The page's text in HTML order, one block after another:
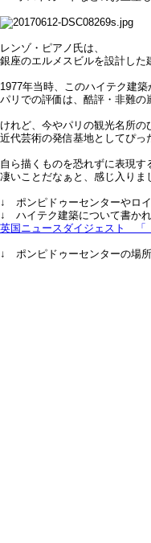
レンゾ・ピアノ氏は、
銀座のエルメスビルを設計した
1977年当時、このハイテク建築
パリでの評価は、酷評・非難の
けれど、今やパリの観光名所の
近代芸術の発信基地としてぴっ
自ら描くものを恐れずに表現す
凄いことだなぁと、感じ入りま
↓ ポンピドゥーセンターやロイ
↓ ハイテク建築について書か
英国ニュースダイジェスト
↓ ポンピドゥーセンターの場所